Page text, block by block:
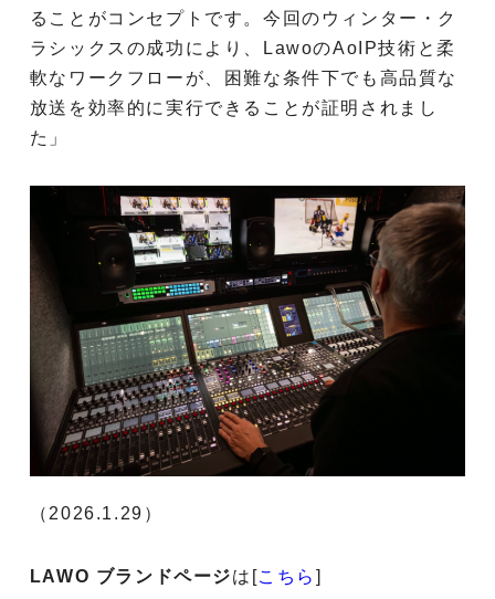
ることがコンセプトです。今回のウィンター・ク
ラシックスの成功により、LawoのAoIP技術と柔
軟なワークフローが、困難な条件下でも高品質な
放送を効率的に実行できることが証明されまし
た」
（2026.1.29）
LAWO ブランドページは[こちら]